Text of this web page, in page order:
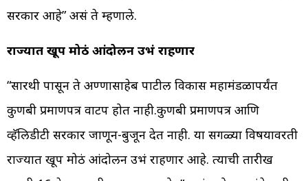
सरकार आहे” असं ते म्हणाले.
राज्यात खूप मोठं आंदोलन उभं राहणार
“सारथी पासून ते अण्णासाहेब पाटील विकास महामंडळापर्यंत
कुणबी प्रमाणपत्र वाटप होत नाही.कुणबी प्रमाणपत्र आणि
व्हॅलिडीटी सरकार जाणून-बुजून देत नाही. या सगळ्या विषयावरती
राज्यात खूप मोठं आंदोलन उभं राहणार आहे. त्याची तारीख